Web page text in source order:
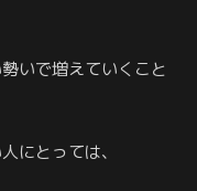
いで増えていくこと
にとっては、